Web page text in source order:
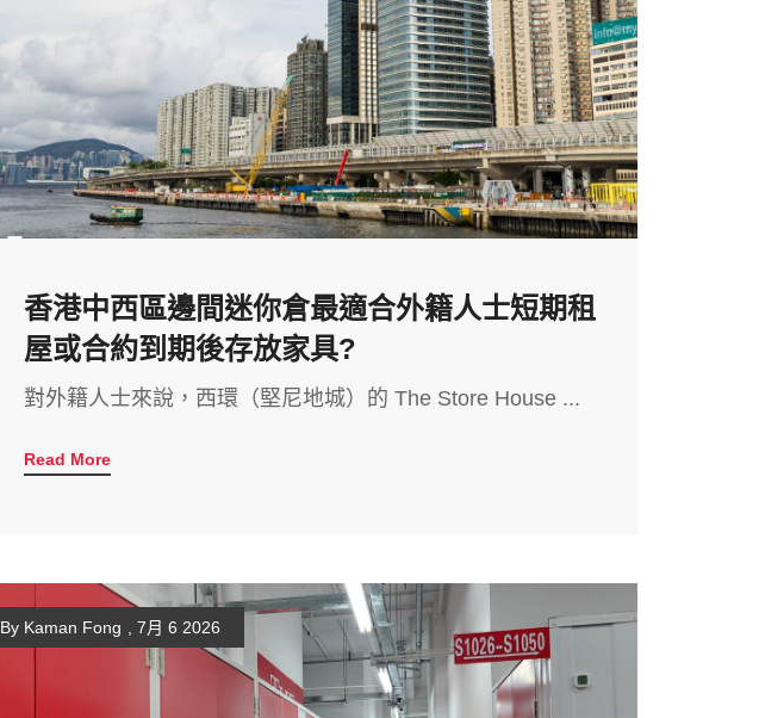
香港中西區邊間迷你倉最適合外籍人士短期租
屋或合約到期後存放家具?
對外籍人士來說，西環（堅尼地城）的 The Store House ...
Read More
By Kaman Fong 7月 6 2026